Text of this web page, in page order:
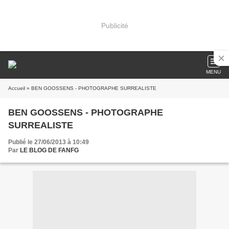
Publicité
MENU
Accueil » BEN GOOSSENS - PHOTOGRAPHE SURREALISTE
BEN GOOSSENS - PHOTOGRAPHE
SURREALISTE
Publié le 27/06/2013 à 10:49
Par LE BLOG DE FANFG